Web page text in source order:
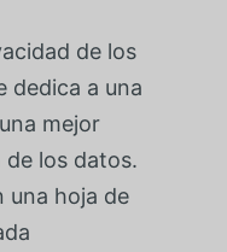
de los
dedica a una
mejor
los datos.
una hoja de